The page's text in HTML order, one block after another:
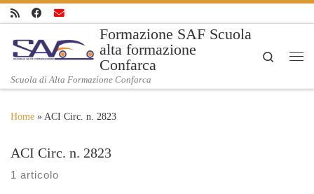
Skip to content
Formazione SAF Scuola
alta formazione
Confarca
Scuola di Alta Formazione Confarca
Search
Home » ACI Circ. n. 2823
ACI Circ. n. 2823
1 articolo